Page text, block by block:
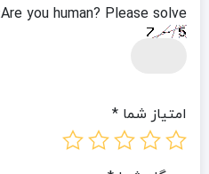
Are you human? Please solve:
امتیاز شما *